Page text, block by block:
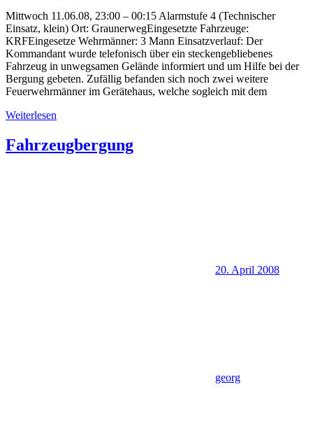
Mittwoch 11.06.08, 23:00 – 00:15 Alarmstufe 4 (Technischer
Einsatz, klein) Ort: GraunerwegEingesetzte Fahrzeuge:
KRFEingesetze Wehrmänner: 3 Mann Einsatzverlauf: Der
Kommandant wurde telefonisch über ein steckengebliebenes
Fahrzeug in unwegsamen Gelände informiert und um Hilfe bei der
Bergung gebeten. Zufällig befanden sich noch zwei weitere
Feuerwehrmänner im Gerätehaus, welche sogleich mit dem
Weiterlesen
Fahrzeugbergung
20. April 2008
georg